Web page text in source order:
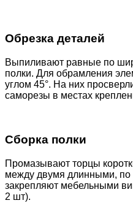
Обрезка деталей
Выпиливают равные по
полки. Для обрамления
углом 45°. На них
саморезы в местах
Сборка полки
Промазывают торцы
между двумя длинными, по
закрепляют мебельными
2 шт).